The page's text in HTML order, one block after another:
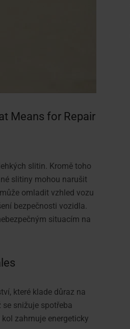
Means for Repair
slitin. Kromě toho
slitiny mohou narušit
omladit vzhled vozu
bezpečnosti vozidla.
situacím na
které klade důraz na
snižuje spotřeba
zahrnuje energeticky